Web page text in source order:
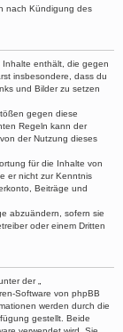
nach Kündigung des
Inhalte enthält, die gegen
insbesondere, dass du
und Bilder zu setzen
gegen diese
Regeln kann der
der Nutzung dieses
für die Inhalte von
er nicht zur Kenntnis
Beiträge und
abzuändern, sofern sie
oder einem Dritten
der „
Software von phpBB
werden durch die
gestellt. Beide